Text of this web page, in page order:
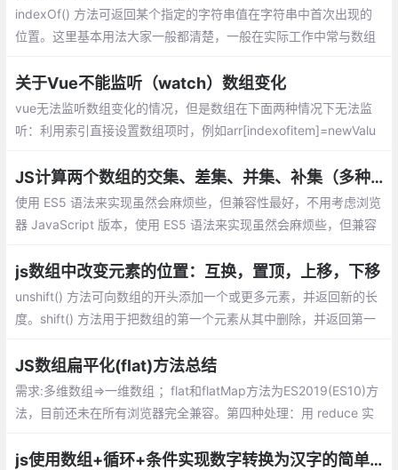
indexOf() 方法可返回某个指定的字符串值在字符串中首次出现的
位置。这里基本用法大家一般都清楚，一般在实际工作中常与数组
关于Vue不能监听（watch）数组变化
vue无法监听数组变化的情况，但是数组在下面两种情况下无法监
听：利用索引直接设置数组项时，例如arr[indexofitem]=newValu
JS计算两个数组的交集、差集、并集、补集（多种实现方式）
使用 ES5 语法来实现虽然会麻烦些，但兼容性最好，不用考虑浏览
器 JavaScript 版本，使用 ES5 语法来实现虽然会麻烦些，但兼容
方库。
js数组中改变元素的位置：互换，置顶，上移，下移
unshift() 方法可向数组的开头添加一个或更多元素，并返回新的长
度。shift() 方法用于把数组的第一个元素从其中删除，并返回第一
素
JS数组扁平化(flat)方法总结
需求:多维数组=>一维数组 ；flat和flatMap方法为ES2019(ES10)方
法，目前还未在所有浏览器完全兼容。第四种处理：用 reduce 实
js使用数组+循环+条件实现数字转换为汉字的简单方法。